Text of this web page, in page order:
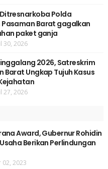
Polda
Barat gagalkan
paket ganja
30, 2026
2026, Satreskrim
Barat Ungkap Tujuh Kasus
27, 2026
Award, Gubernur Rohidin
Berikan Perlindungan
02, 2023